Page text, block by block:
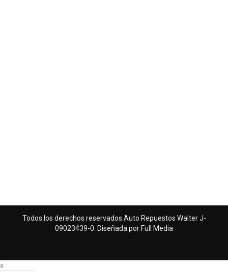
Todos los derechos reservados Auto Repuestos Walter J-
09023439-0. Diseñada por Full Media
x